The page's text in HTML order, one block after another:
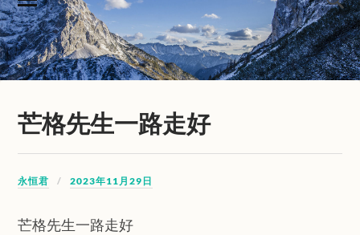
芒格先生一路走好
永恒君 2023年11月29日
芒格先生一路走好